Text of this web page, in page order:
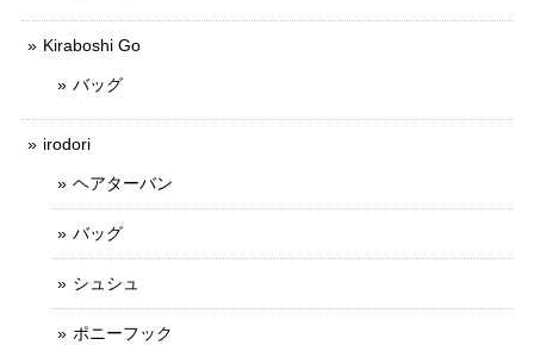
Kiraboshi Go
バッグ
irodori
ヘアターバン
バッグ
シュシュ
ポニーフック